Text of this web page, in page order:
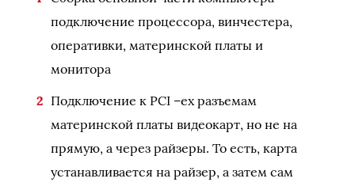
подключение процессора, винчестера,
оперативки, материнской платы и
монитора
Подключение к PCI –ex разъемам
материнской платы видеокарт, но не на
прямую, а через райзеры. То есть, карта
устанавливается на райзер, а затем сам